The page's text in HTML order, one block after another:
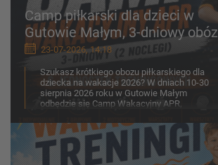
Camp piłkarski dla dzieci w
Gutowie Małym, 3-dniowy obóz
23-07-2026, 14:18
Szukasz krótkiego obozu piłkarskiego dla
dziecka na wakacje 2026? W dniach 10-30
sierpnia 2026 roku w Gutowie Małym
odbędzie się Camp Wakacyjny APR,